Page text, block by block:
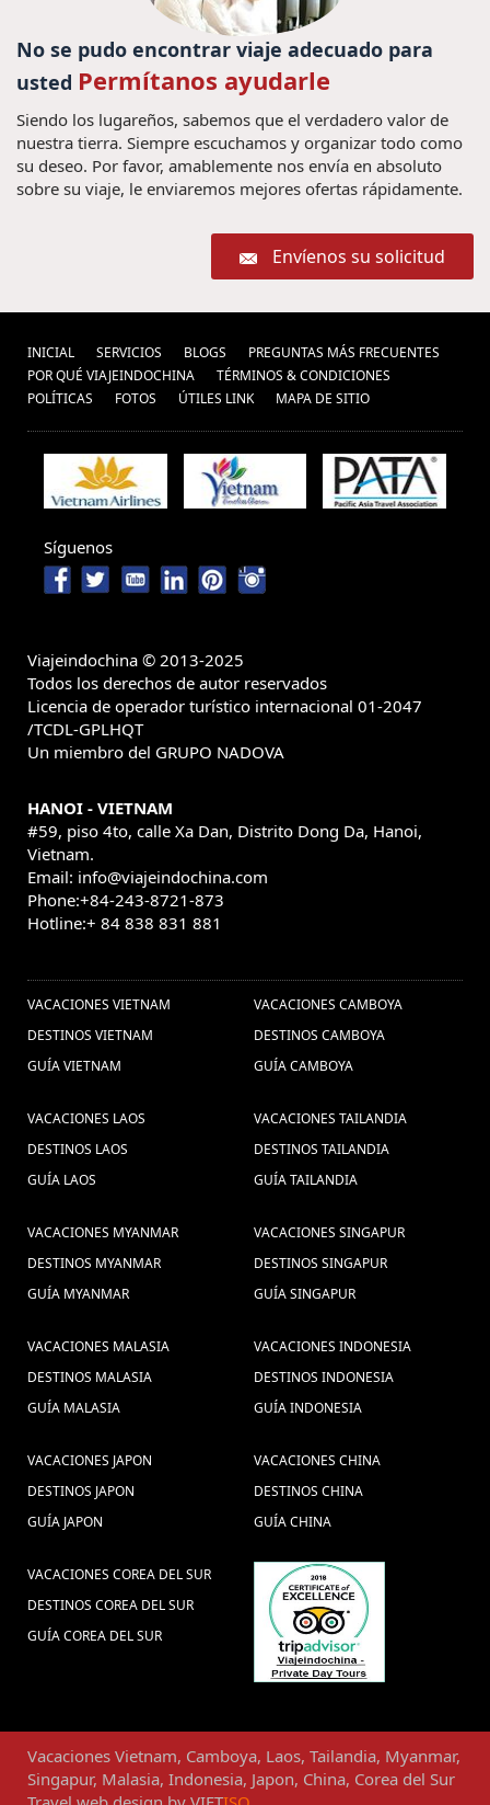
No se pudo encontrar viaje adecuado para
usted Permítanos ayudarle
Siendo los lugareños, sabemos que el verdadero valor de
nuestra tierra. Siempre escuchamos y organizar todo como
su deseo. Por favor, amablemente nos envía en absoluto
sobre su viaje, le enviaremos mejores ofertas rápidamente.
Envíenos su solicitud
INICIAL SERVICIOS BLOGS
PREGUNTAS MÁS FRECUENTES
POR QUÉ VIAJEINDOCHINA
TÉRMINOS & CONDICIONES
POLÍ­TICAS
FOTOS ÚTILES LINK MAPA DE SITIO
Síguenos
Viajeindochina © 2013-2025
Todos los derechos de autor reservados
Licencia de operador turístico internacional 01-2047
/TCDL-GPLHQT
Un miembro del GRUPO NADOVA
HANOI - VIETNAM
#59, piso 4to, calle Xa Dan, Distrito Dong Da, Hanoi,
Vietnam.
Email: info@viajeindochina.com
Phone:+84-243-8721-873
Hotline:+ 84 838 831 881
VACACIONES VIETNAM
DESTINOS VIETNAM
GUÍA VIETNAM
VACACIONES CAMBOYA
DESTINOS CAMBOYA
GUÍA CAMBOYA
VACACIONES LAOS
DESTINOS LAOS
GUÍA LAOS
VACACIONES TAILANDIA
DESTINOS TAILANDIA
GUÍA TAILANDIA
VACACIONES MYANMAR
DESTINOS MYANMAR
GUÍA MYANMAR
VACACIONES SINGAPUR
DESTINOS SINGAPUR
GUÍA SINGAPUR
VACACIONES MALASIA
DESTINOS MALASIA
GUÍA MALASIA
VACACIONES INDONESIA
DESTINOS INDONESIA
GUÍA INDONESIA
VACACIONES JAPON
DESTINOS JAPON
GUÍA JAPON
VACACIONES CHINA
DESTINOS CHINA
GUÍA CHINA
VACACIONES COREA DEL SUR
DESTINOS COREA DEL SUR
GUÍA COREA DEL SUR
Vacaciones Vietnam, Camboya, Laos, Tailandia, Myanmar,
Singapur, Malasia, Indonesia, Japon, China, Corea del Sur